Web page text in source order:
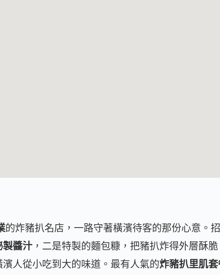
的炸豬扒名店，一路守著橫濱待客的那份心意。
製醬汁 ，二是特製的麵包糠，把豬扒炸得外層酥
人從小吃到大的味道。最有人氣的炸豬扒里肌套